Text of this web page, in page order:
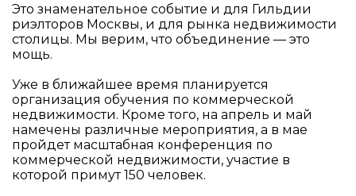
Это знаменательное событие и для Гильдии
риэлторов Москвы, и для рынка недвижимости
столицы. Мы верим, что объединение — это
мощь.
Уже в ближайшее время планируется
организация обучения по коммерческой
недвижимости. Кроме того, на апрель и май
намечены различные мероприятия, а в мае
пройдет масштабная конференция по
коммерческой недвижимости, участие в
которой примут 150 человек.